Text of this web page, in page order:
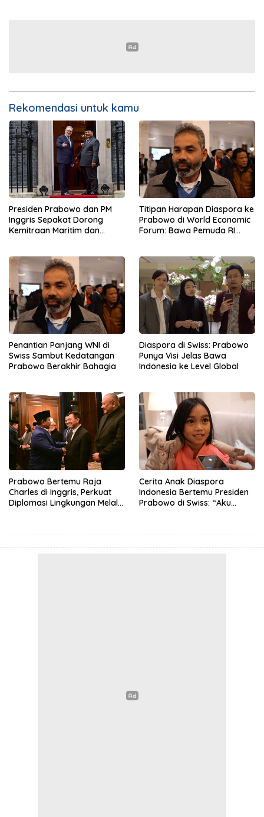
Rekomendasi untuk kamu
Presiden Prabowo dan PM
Inggris Sepakat Dorong
Kemitraan Maritim dan
Titipan Harapan Diaspora ke
Prabowo di World Economic
Forum: Bawa Pemuda RI
Penantian Panjang WNI di
Swiss Sambut Kedatangan
Prabowo Berakhir Bahagia
Diaspora di Swiss: Prabowo
Punya Visi Jelas Bawa
Indonesia ke Level Global
Prabowo Bertemu Raja
Charles di Inggris, Perkuat
Diplomasi Lingkungan Melalui
Cerita Anak Diaspora
Indonesia Bertemu Presiden
Prabowo di Swiss: “Aku